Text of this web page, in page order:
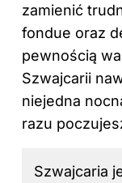
zamienić
fondue oraz
pewnością
Szwajcarii
niejedna
razu
Szwajcaria